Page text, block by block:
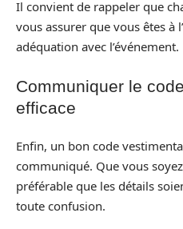
Il convient de rappeler que
vous assurer que vous êtes à
adéquation avec l’événement.
Communiquer le
efficace
Enfin, un bon code
communiqué. Que vous
préférable que les détails
toute confusion.